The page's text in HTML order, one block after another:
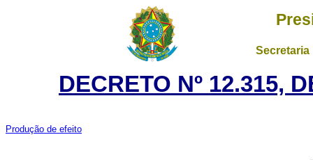
DECRETO Nº 12.315,
Produção de efeito